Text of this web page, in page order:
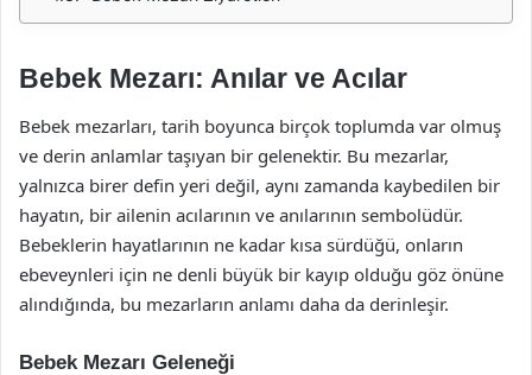
Bebek Mezarı: Anılar ve Acılar
Bebek mezarları, tarih boyunca birçok toplumda var olmuş
ve derin anlamlar taşıyan bir gelenektir. Bu mezarlar,
yalnızca birer defin yeri değil, aynı zamanda kaybedilen bir
hayatın, bir ailenin acılarının ve anılarının sembolüdür.
Bebeklerin hayatlarının ne kadar kısa sürdüğü, onların
ebeveynleri için ne denli büyük bir kayıp olduğu göz önüne
alındığında, bu mezarların anlamı daha da derinleşir.
Bebek Mezarı Geleneği